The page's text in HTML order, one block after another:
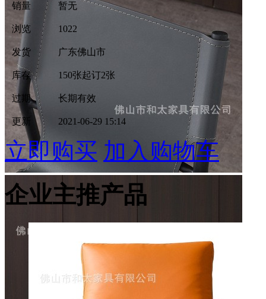
销量 暂无
浏览 1022
发货 广东佛山市
库存 150张起订2张
过期 长期有效
更新 2021-06-29 15:14
立即购买 加入购物车
企业主推产品